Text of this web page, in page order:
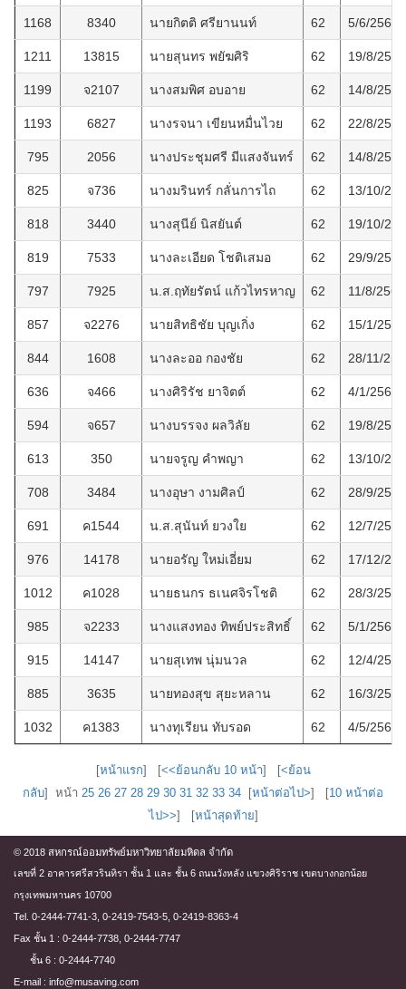
1168 8340 นายกิตติ ศรียานนท์ 62 5/6/2567
1211 13815 นายสุนทร พยัฆศิริ 62 19/8/2567
1199 จ2107 นางสมพิศ อบอาย 62 14/8/2567
1193 6827 นางรจนา เขียนหมื่นไวย 62 22/8/2567
795 2056 นางประชุมศรี มีแสงจันทร์ 62 14/8/2564
825 จ736 นางมรินทร์ กลั่นการไถ 62 13/10/
818 3440 นางสุนีย์ นิสยันต์ 62 19/10/
819 7533 นางละเอียด โชติเสมอ 62 29/9/2564
797 7925 น.ส.ฤทัยรัตน์ แก้วไทรหาญ 62 11/8/2564
857 จ2276 นายสิทธิชัย บุญเกิ่ง 62 15/1/2565
844 1608 นางละออ กองชัย 62 28/11/
636 จ466 นางศิริรัช ยาจิตต์ 62 4/1/2563
594 จ657 นางบรรจง ผลวิลัย 62 19/8/2562
613 350 นายจรูญ คำพญา 62 13/10/
708 3484 นางอุษา งามศิลป์ 62 28/9/2563
691 ค1544 น.ส.สุนันท์ ยวงใย 62 12/7/2563
976 14178 นายอรัญ ใหม่เอี่ยม 62 17/12/
1012 ค1028 นายธนกร ธเนศจิรโชติ 62 28/3/2566
985 จ2233 นางแสงทอง ทิพย์ประสิทธิ์ 62 5/1/2566
915 14147 นายสุเทพ นุ่มนวล 62 12/4/2565
885 3635 นายทองสุข สุยะหลาน 62 16/3/2565
1032 ค1383 นางทุเรียน ทับรอด 62 4/5/2566
[หน้าแรก] [<<ย้อนกลับ 10 หน้า] [<ย้อน
กลับ] หน้า 25 26 27 28 29 30 31 32 33 34 [หน้าต่อไป>] [10 หน้าต่อ
ไป>>] [หน้าสุดท้าย]
© 2018 สหกรณ์ออมทรัพย์มหาวิทยาลัยมหิดล จำกัด
เลขที่ 2 อาคารศรีสวรินทิรา ชั้น 1 และ ชั้น 6 ถนนวังหลัง แขวงศิริราช เขตบางกอกน้อย
กรุงเทพมหานคร 10700
Tel. 0-2444-7741-3, 0-2419-7543-5, 0-2419-8363-4
Fax ชั้น 1 : 0-2444-7738, 0-2444-7747
ชั้น 6 : 0-2444-7740
E-mail : info@musaving.com